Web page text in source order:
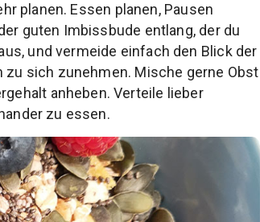
planen. Essen planen, Pausen
guten Imbissbude entlang, der du
und vermeide einfach den Blick der
sich zunehmen. Mische gerne Obst
anheben. Verteile lieber
zu essen.